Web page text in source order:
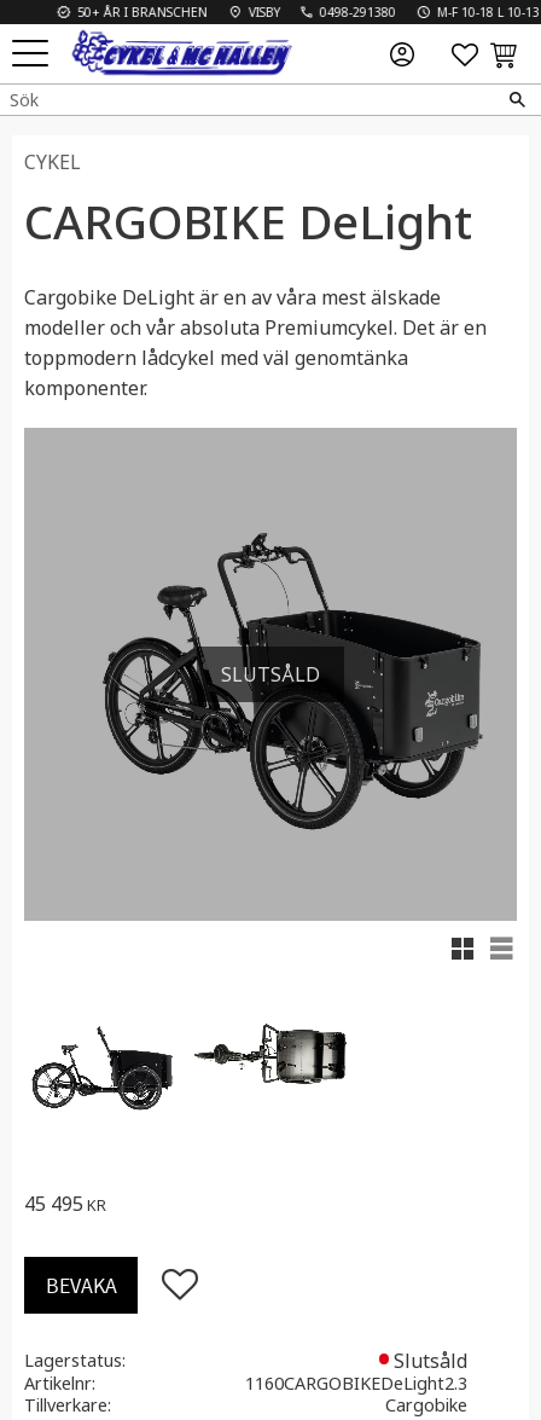
Meny
50+ ÅR I BRANSCHEN VISBY 0498-291380 M-F 10-18 L 10-13
CYKEL
CARGOBIKE DeLight
Cargobike DeLight är en av våra mest älskade
modeller och vår absoluta Premiumcykel. Det är en
toppmodern lådcykel med väl genomtänka
komponenter.
SLUTSÅLD
45 495 KR
Lägg till i favoriter
BEVAKA
Lagerstatus Slutsåld
Artikelnr
1160CARGOBIKEDeLight2.3
Tillverkare
Cargobike